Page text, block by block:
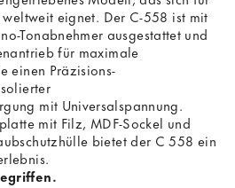
eignet. Der C-558 ist mit
Tonabnehmer ausgestattet und
für maximale
einen Präzisions-
mit Universalspannung.
mit Filz, MDF-Sockel und
bietet der C 558 ein